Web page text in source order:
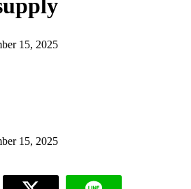
15, 2025
15, 2025